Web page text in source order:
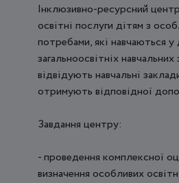
Інклюзивно-ресурсний
освітні послуги дітям з
потребами, які навчаються
загальноосвітніх
відвідують навчальні
отримують відповідної
Завдання центру:
- проведення комплексної
визначення особливих